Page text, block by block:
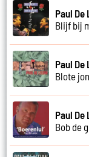
Paul
Blijf bij
Paul De
Blote
Paul De
Bob de